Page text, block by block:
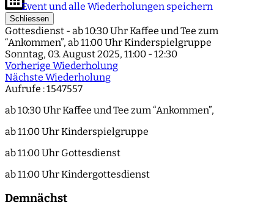
Event und alle Wiederholungen speichern
Schliessen
Gottesdienst - ab 10:30 Uhr Kaffee und Tee zum
“Ankommen”, ab 11:00 Uhr Kinderspielgruppe
Sonntag, 03. August 2025, 11:00 - 12:30
Vorherige Wiederholung
Nächste Wiederholung
Aufrufe : 1547557
ab 10:30 Uhr Kaffee und Tee zum “Ankommen”,
ab 11:00 Uhr Kinderspielgruppe
ab 11:00 Uhr Gottesdienst
ab 11:00 Uhr Kindergottesdienst
Demnächst